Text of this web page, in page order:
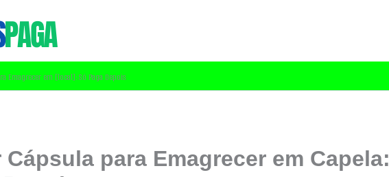
Emagrecer em [local]: Só Paga Depois
Cápsula para Emagrecer em Capela: